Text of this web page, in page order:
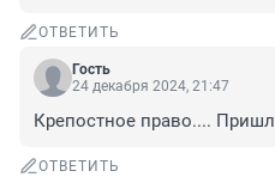
ОТВЕТИТЬ
Гость
24 декабря 2024, 21:47
Крепостное право....
ОТВЕТИТЬ